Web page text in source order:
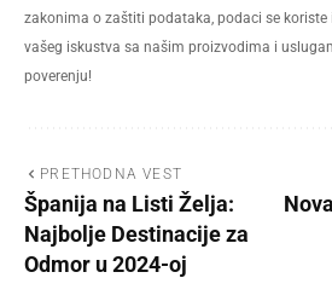
zakonima o zaštiti podataka, podaci se
vašeg iskustva sa našim proizvodima i
poverenju!
PRETHODNA VEST
Španija na Listi Želja:
Najbolje Destinacije za
Odmor u 2024-oj